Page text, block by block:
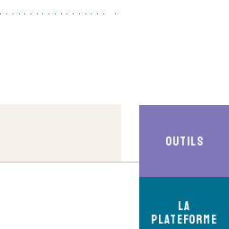
Outils
La
Plateforme